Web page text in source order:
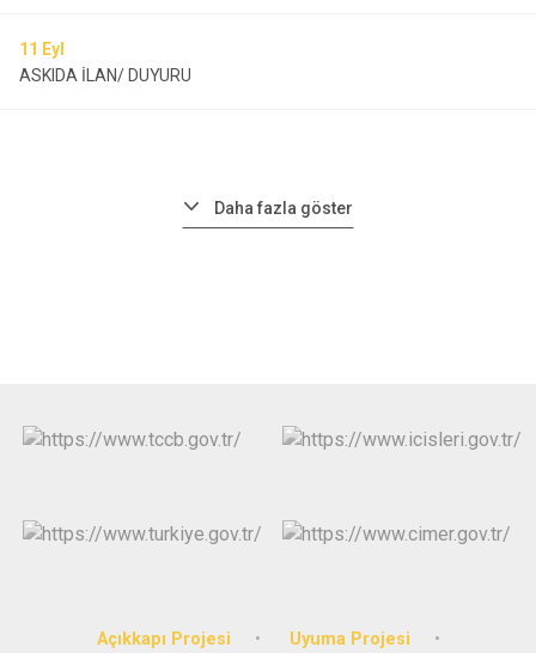
11 Eyl
ASKIDA İLAN/ DUYURU
Daha fazla göster
Açıkkapı Projesi Uyuma Projesi